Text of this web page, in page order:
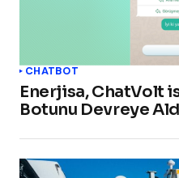
CHATBOT
Enerjisa, ChatVolt
Botunu Devreye